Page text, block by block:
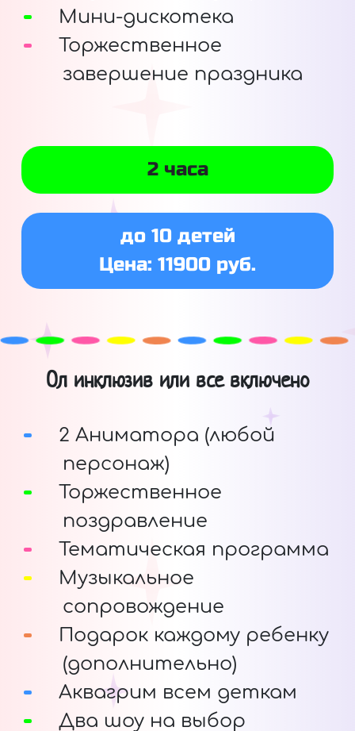
Мини-дискотека
Торжественное
завершение праздника
2 часа
до 10 детей
Цена: 11900 руб.
Ол инклюзив или все включено
2 Аниматора (любой
персонаж)
Торжественное
поздравление
Тематическая программа
Музыкальное
сопровождение
Подарок каждому ребенку
(дополнительно)
Аквагрим всем деткам
Два шоу на выбор